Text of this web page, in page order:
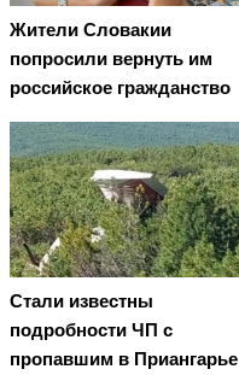
Жители Словакии
попросили вернуть им
российское гражданство
Стали известны
подробности ЧП с
пропавшим в Приангарье